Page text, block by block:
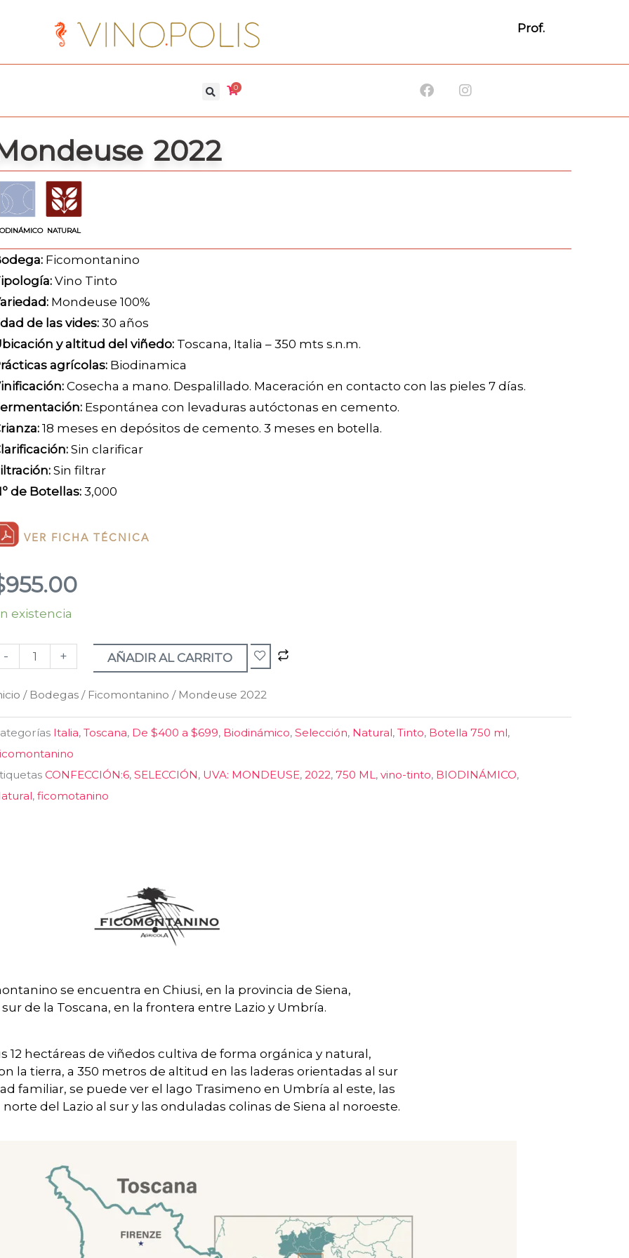
Prof.
0 FacebookInstagram
2022
NATURAL
Ficomontanino
Vino Tinto
Mondeuse 100%
de las vides:30 años
y altitud del viñedo: Toscana, Italia – 350 mts s.n.m.
agrícolas: Biodinamica
Cosecha a mano. Despalillado. Maceración en contacto con las pieles 7 días.
Espontánea con levaduras autóctonas en cemento.
18 meses en depósitos de cemento. 3 meses en botella.
Sin clarificar
Sin filtrar
de Botellas:3,000
VER FICHA TÉCNICA
955.00
existencia
- + AÑADIR AL CARRITO
/ Bodegas / Ficomontanino / Mondeuse 2022
Italia,Toscana, De $400 a $699, Biodinámico,Selección, Natural,Tinto, Botella 750 ml,
CONFECCIÓN:6,SELECCIÓN, UVA: MONDEUSE,2022,750 ML,vino-tinto, BIODINÁMICO,
,ficomotanino
se encuentra en Chiusi, en la provincia de Siena,
sur de la Toscana, en la frontera entre Lazio y Umbría.
12 hectáreas de viñedos cultiva de forma orgánica y natural,
la tierra, a 350 metros de altitud en las laderas orientadas al sur
familiar, se puede ver el lago Trasimeno en Umbría al este, las
del Lazio al sur y las onduladas colinas de Siena al noroeste.